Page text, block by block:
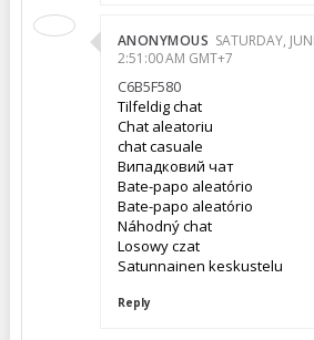
ANONYMOUS SATURDAY,
2:51:00 AM GMT+7
C6B5F580
Tilfeldig chat
Chat aleatoriu
chat casuale
Випадковий чат
Bate-papo aleatório
Bate-papo aleatório
Náhodný chat
Losowy czat
Satunnainen keskustelu
Reply